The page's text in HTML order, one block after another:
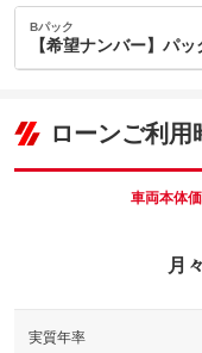
内：オプシ
ョン価格
(税込)
車両本体価
０００円＋
万が一のお
Bパック
【希望ナンバー】パッ
車両本体価
106
す。※人気
ローンご利用
車両本体
月々
実質年率